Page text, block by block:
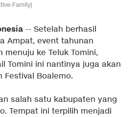
Family)
-- Setelah berhasil
Ampat, event tahunan
menuju ke Teluk Tomini,
Tomini ini nantinya juga akan
Festival Boalemo.
salah satu kabupaten yang
Tempat ini terpilih menjadi